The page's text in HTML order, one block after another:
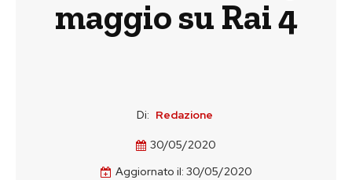
maggio su Rai 4
Di: Redazione
30/05/2020
Aggiornato il: 30/05/2020